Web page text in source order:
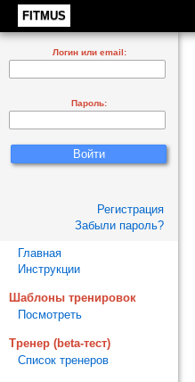
FITMUS
Логин или email:
Пароль:
Регистрация
Забыли пароль?
Главная
Инструкции
Шаблоны тренировок
Посмотреть
Тренер (beta-тест)
Список тренеров